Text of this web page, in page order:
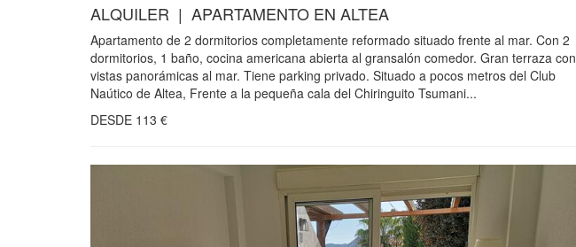
ALQUILER | APARTAMENTO EN ALTEA
Apartamento de 2 dormitorios completamente reformado situado frente al mar. Con 2
dormitorios, 1 baño, cocina americana abierta al gransalón comedor. Gran terraza con
vistas panorámicas al mar. Tiene parking privado. Situado a pocos metros del Club
Naútico de Altea, Frente a la pequeña cala del Chiringuito Tsumani...
DESDE 113 €